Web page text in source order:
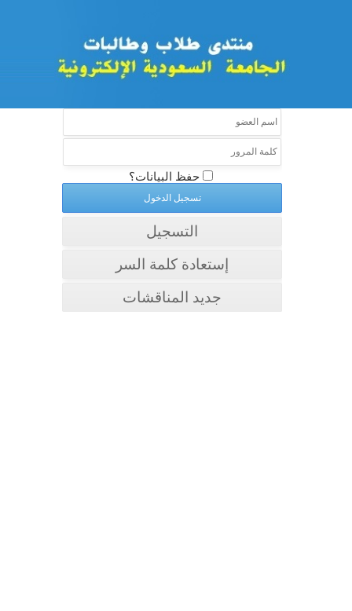
حفظ البيانات؟
التسجيل
إستعادة كلمة السر
جديد المناقشات